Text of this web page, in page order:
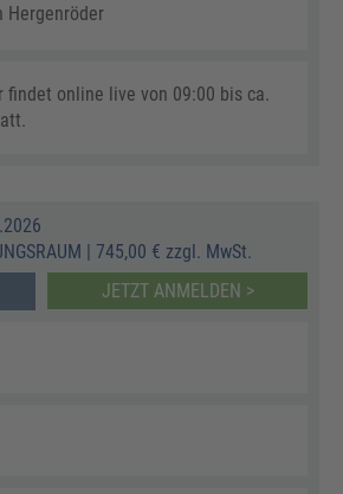
Hergenröder
findet online live von 09:00 bis ca.
| 745,00 € zzgl. MwSt.
JETZT ANMELDEN >